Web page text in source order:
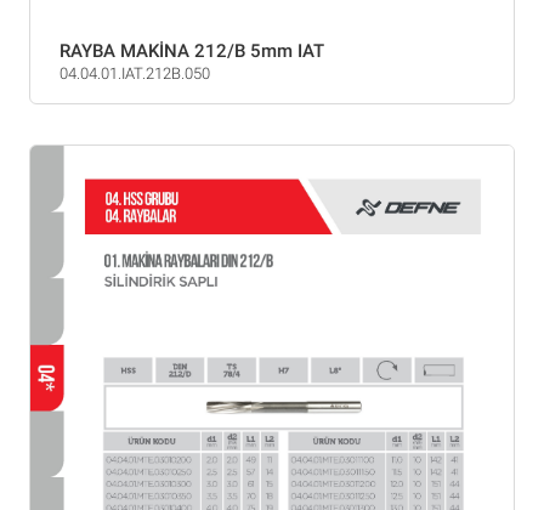
RAYBA MAKİNA 212/B 5mm IAT
04.04.01.IAT.212B.050